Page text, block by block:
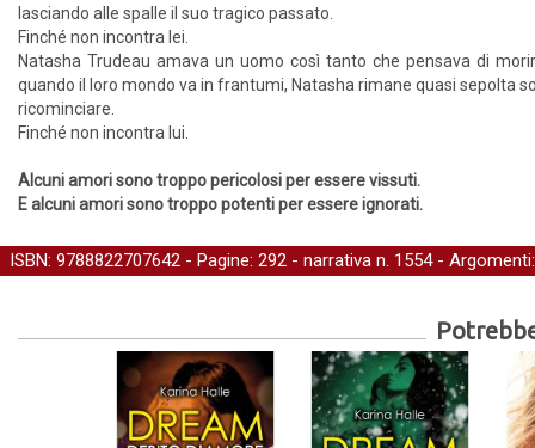
lasciando alle spalle il suo tragico passato.
Finché non incontra lei.
Natasha Trudeau amava un uomo così tanto che pensava di
quando il loro mondo va in frantumi, Natasha rimane quasi sepolta
ricominciare.
Finché non incontra lui.
Alcuni amori sono troppo pericolosi per essere vissuti.
E alcuni amori sono troppo potenti per essere ignorati.
ISBN: 9788822707642 - Pagine: 292 - narrativa n. 1554 -